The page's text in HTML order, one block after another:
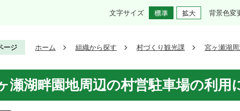
文字サイズ 背景色変
ージ ホーム 組織から探す 村づくり観光課 宮ヶ瀬湖周
瀬湖畔園地周辺の村営駐車場の利用